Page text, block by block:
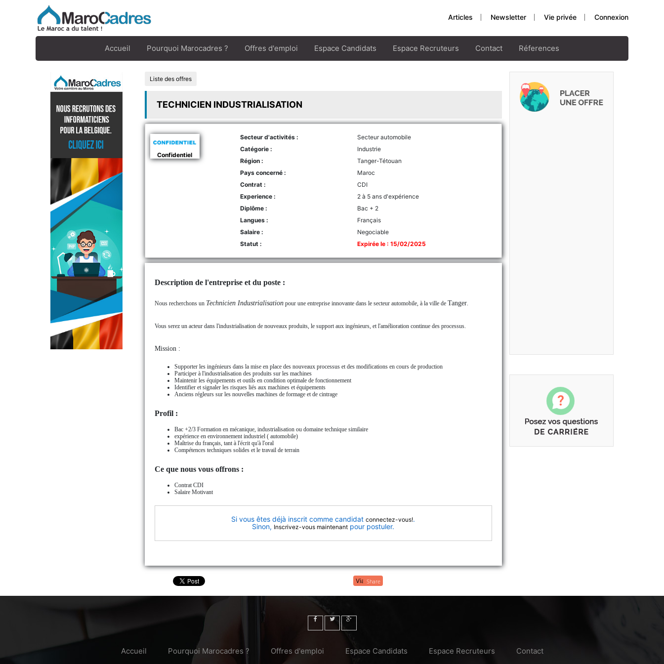
Articles Newsletter Vie privée Connexion
Accueil Pourquoi Marocadres ? Offres d'emploi Espace Candidats Espace Recruteurs Contact Réferences
Liste des offres
TECHNICIEN INDUSTRIALISATION
Confidentiel
Secteur d'activités :
Secteur automobile
Catégorie :
Industrie
Région :
Tanger-Tétouan
Pays concerné :
Maroc
Contrat :
CDI
Experience :
2 à 5 ans d'expérience
Diplôme :
Bac + 2
Langues :
Français
Salaire :
Negociable
Statut :
Expirée le : 15/02/2025
Description de l'entreprise et du poste :
Nous recherchons un Technicien Industrialisationpour une entreprise innovante dans le secteur automobile, à la ville de Tanger.
Vous serez un acteur dans l'industrialisation de nouveaux produits, le support aux ingénieurs, et l'amélioration continue des processus.
Mission :
Supporter les ingénieurs dans la mise en place des nouveaux processus et des modifications en cours de production
Participer à l'industrialisation des produits sur les machines
Maintenir les équipements et outils en condition optimale de fonctionnement
Identifier et signaler les risques liés aux machines et équipements
Anciens régleurs sur les nouvelles machines de formage et de cintrage
Profil :
Bac +2/3 Formation en mécanique, industrialisation ou domaine technique similaire
expérience en environnement industriel ( automobile)
Maîtrise du français, tant à l'écrit qu'à l'oral
Compétences techniques solides et le travail de terrain
Ce que nous vous offrons :
Contrat CDI
Salaire Motivant
Si vous êtes déjà inscrit comme candidatconnectez-vous!.
Sinon, Inscrivez-vous maintenant pour postuler.
Share
Accueil Pourquoi Marocadres ? Offres d'emploi Espace Candidats Espace Recruteurs Contact